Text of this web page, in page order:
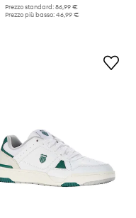
Prezzo standard:86,99 €
Prezzo più basso:46,99 €